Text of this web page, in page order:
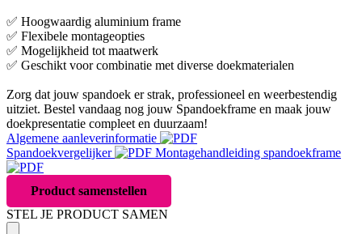
✅ Hoogwaardig aluminium frame
✅ Flexibele montageopties
✅ Mogelijkheid tot maatwerk
✅ Geschikt voor combinatie met diverse doekmaterialen
Zorg dat jouw spandoek er strak, professioneel en weerbestendig
uitziet. Bestel vandaag nog jouw Spandoekframe en maak jouw
doekpresentatie compleet en duurzaam!
Algemene aanleverinformatie
Spandoekvergelijker
Montagehandleiding spandoekframe
Product samenstellen
STEL JE PRODUCT SAMEN